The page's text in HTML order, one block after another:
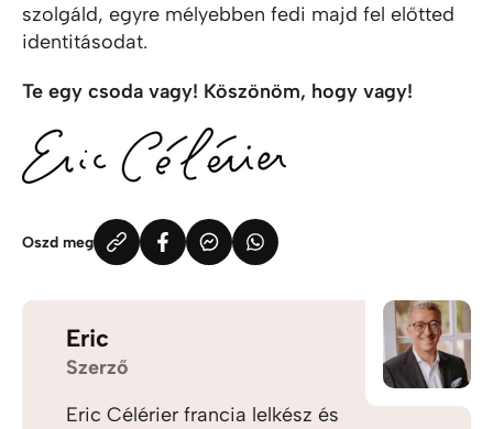
szolgáld, egyre mélyebben fedi majd fel előtted
identitásodat.
Te egy csoda vagy! Köszönöm, hogy vagy!
Oszd meg
Eric
Szerző
Eric Célérier francia lelkész és